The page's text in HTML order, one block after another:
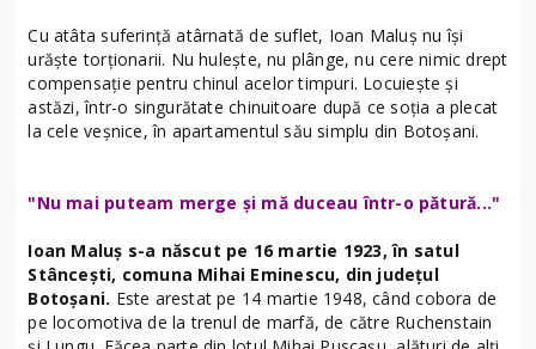
Cu atâta suferință atârnată de suflet, Ioan Maluș nu își
urăște torționarii. Nu hulește, nu plânge, nu cere nimic drept
compensație pentru chinul acelor timpuri. Locuiește și
astăzi, într-o singurătate chinuitoare după ce soția a plecat
la cele veșnice, în apartamentul său simplu din Botoșani.
"Nu mai puteam merge și mă duceau într-o pătură..."
Ioan Maluș s-a născut pe 16 martie 1923, în satul
Stâncești, comuna Mihai Eminescu, din județul
Botoșani. Este arestat pe 14 martie 1948, când cobora de
pe locomotiva de la trenul de marfă, de către Ruchenstain